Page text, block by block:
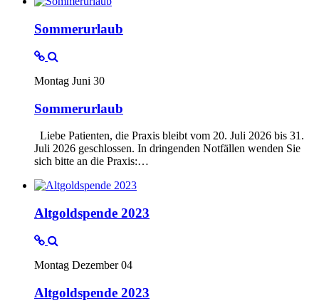
Sommerurlaub
Montag Juni 30
Sommerurlaub
Liebe Patienten, die Praxis bleibt vom 20. Juli 2026 bis 31.
Juli 2026 geschlossen. In dringenden Notfällen wenden Sie
sich bitte an die Praxis:…
Altgoldspende 2023
Montag Dezember 04
Altgoldspende 2023